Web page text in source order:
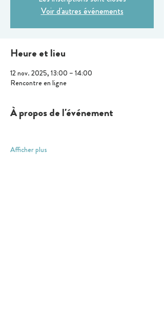
Voir d'autres événements
Heure et lieu
12 nov. 2025, 13:00 – 14:00
Rencontre en ligne
À propos de l'événement
Afficher plus